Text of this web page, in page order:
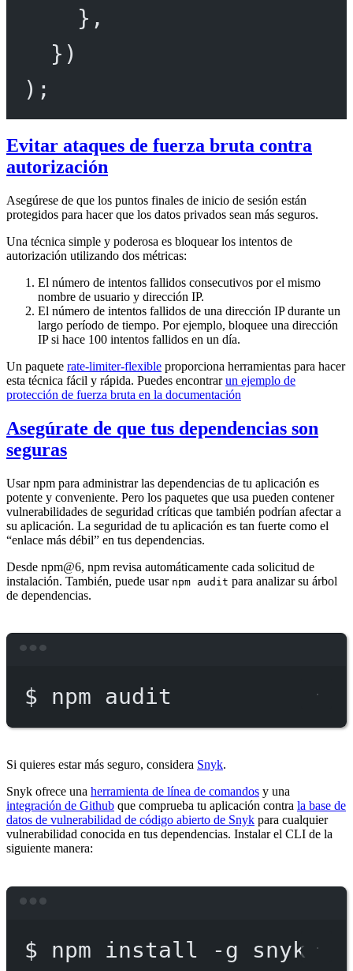
},
})
);
Evitar ataques de fuerza bruta contra
autorización
Asegúrese de que los puntos finales de inicio de sesión están
protegidos para hacer que los datos privados sean más seguros.
Una técnica simple y poderosa es bloquear los intentos de
autorización utilizando dos métricas:
El número de intentos fallidos consecutivos por el mismo
nombre de usuario y dirección IP.
El número de intentos fallidos de una dirección IP durante un
largo período de tiempo. Por ejemplo, bloquee una dirección
IP si hace 100 intentos fallidos en un día.
Un paquete rate-limiter-flexible proporciona herramientas para hacer
esta técnica fácil y rápida. Puedes encontrarun ejemplo de
protección de fuerza bruta en la documentación
Asegúrate de que tus dependencias son
seguras
Usar npm para administrar las dependencias de tu aplicación es
potente y conveniente. Pero los paquetes que usa pueden contener
vulnerabilidades de seguridad críticas que también podrían afectar a
su aplicación. La seguridad de tu aplicación es tan fuerte como el
“enlace más débil” en tus dependencias.
Desde npm@6, npm revisa automáticamente cada solicitud de
instalación. También, puede usar npm audit para analizar su árbol
de dependencias.
$ npm audit
Si quieres estar más seguro, considera Snyk.
Snyk ofrece una herramienta de línea de comandos y una
integración de Github que comprueba tu aplicación contra la base de
datos de vulnerabilidad de código abierto de Snyk para cualquier
vulnerabilidad conocida en tus dependencias. Instalar el CLI de la
siguiente manera:
$ npm install -g
snyk